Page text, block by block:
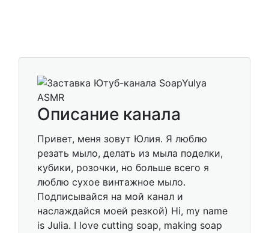
Описание канала
Привет, меня зовут Юлия. Я люблю
резать мыло, делать из мыла поделки,
кубики, розочки, но больше всего я
люблю сухое винтажное мыло.
Подписывайся на мой канал и
наслаждайся моей резкой) Hi, my name
is Julia. I love cutting soap, making soap